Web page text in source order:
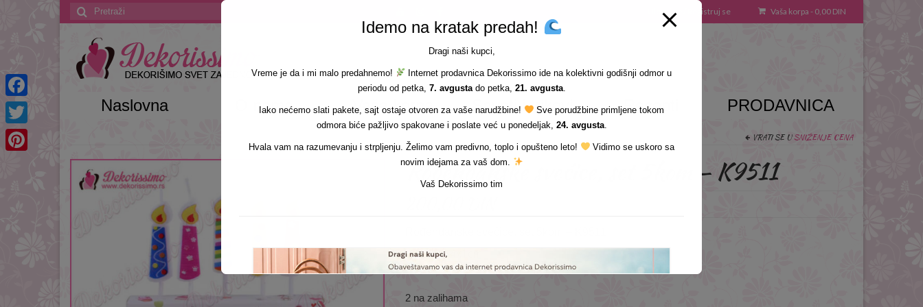
Uloguj se / Registruj se Vaša korpa - 0,00 DIN
Search
for:
Naslovna O nama Vaša korpa Saveti i trikovi Recepti PRODAVNICA
VRATI SE USNIŽENJE CENA
Rođendanske svećice, set 5kom – K9511
Veličina: 4x1cm
2 na zalihama
Facebook
Twitter
Idemo na kratak predah!
Dragi naši kupci,
Vreme je da i mi malo predahnemo!
Internet prodavnica Dekorissimo ide na kolektivni godišnji odmor u
periodu od petka, 7. avgustado petka, 21. avgusta.
Iako nećemo slati pakete, sajt ostaje otvoren za vaše narudžbine!
Sve porudžbine primljene tokom
odmora biće pažljivo spakovane i poslate već u ponedeljak, 24. avgusta.
Hvala vam na razumevanju i strpljenju. Želimo vam predivno, toplo i opušteno leto!
Vidimo se uskoro sa
novim idejama za vaš dom.
Vaš Dekorissimo tim